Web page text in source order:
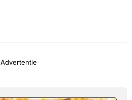
Advertentie